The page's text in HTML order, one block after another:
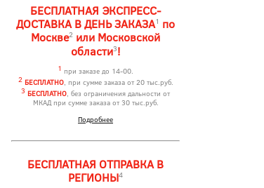
БЕСПЛАТНАЯ ЭКСПРЕСС-
ДОСТАВКА В ДЕНЬ ЗАКАЗА1 по
Москве2 или Московской
области3!
1 при заказе до 14-00.
2 БЕСПЛАТНО, при сумме заказа от 20 тыс.руб.
3 БЕСПЛАТНО, без ограничения дальности от
МКАД при сумме заказа от 30 тыс.руб.
Подробнее
БЕСПЛАТНАЯ ОТПРАВКА В
РЕГИОНЫ4